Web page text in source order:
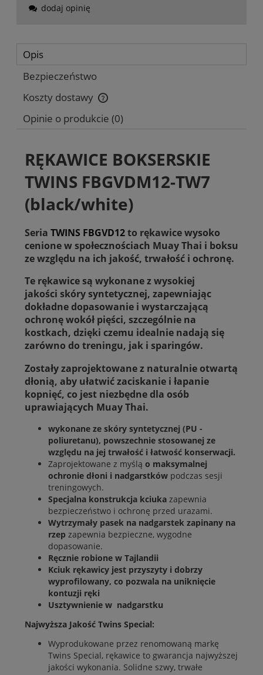
dodaj opinię
Opis
Bezpieczeństwo
Koszty dostawy
Cena nie zawiera ewentualnych kosztów płatności
Opinie o produkcie (0)
RĘKAWICE BOKSERSKIE
TWINS FBGVDM12-TW7
(black/white)
Seria TWINS FBGVD12to rękawice wysoko
cenione w społecznościach Muay Thai i boksu
ze względu na ich jakość, trwałość i ochronę.
Te rękawice są wykonane z wysokiej
jakości skóry syntetycznej, zapewniając
dokładne dopasowanie i wystarczającą
ochronę wokół pięści, szczególnie na
kostkach, dzięki czemu idealnie nadają się
zarówno do treningu, jak i sparingów.
Zostały zaprojektowane z naturalnie otwartą
dłonią, aby ułatwić zaciskanie i łapanie
kopnięć, co jest niezbędne dla osób
uprawiających Muay Thai.
wykonane ze skóry syntetycznej (PU -
poliuretanu), powszechnie stosowanej ze
względu na jej trwałość i łatwość konserwacji.
Zaprojektowane z myślą o maksymalnej
ochronie dłoni i nadgarstków podczas sesji
treningowych.
Specjalna konstrukcja kciuka zapewnia
bezpieczeństwo i ochronę przed urazami.
Wytrzymały pasek na nadgarstek zapinany na
rzep zapewnia bezpieczne, wygodne
dopasowanie.
Ręcznie robione w Tajlandii
Kciuk rękawicy jest przyszyty i dobrzy
wyprofilowany, co pozwala na uniknięcie
kontuzji ręki
Usztywnienie w nadgarstku
Najwyższa Jakość Twins Special:
Wyprodukowane przez renomowaną markę
Twins Special, rękawice to gwarancja najwyższej
jakości wykonania. Solidne szwy, trwałe